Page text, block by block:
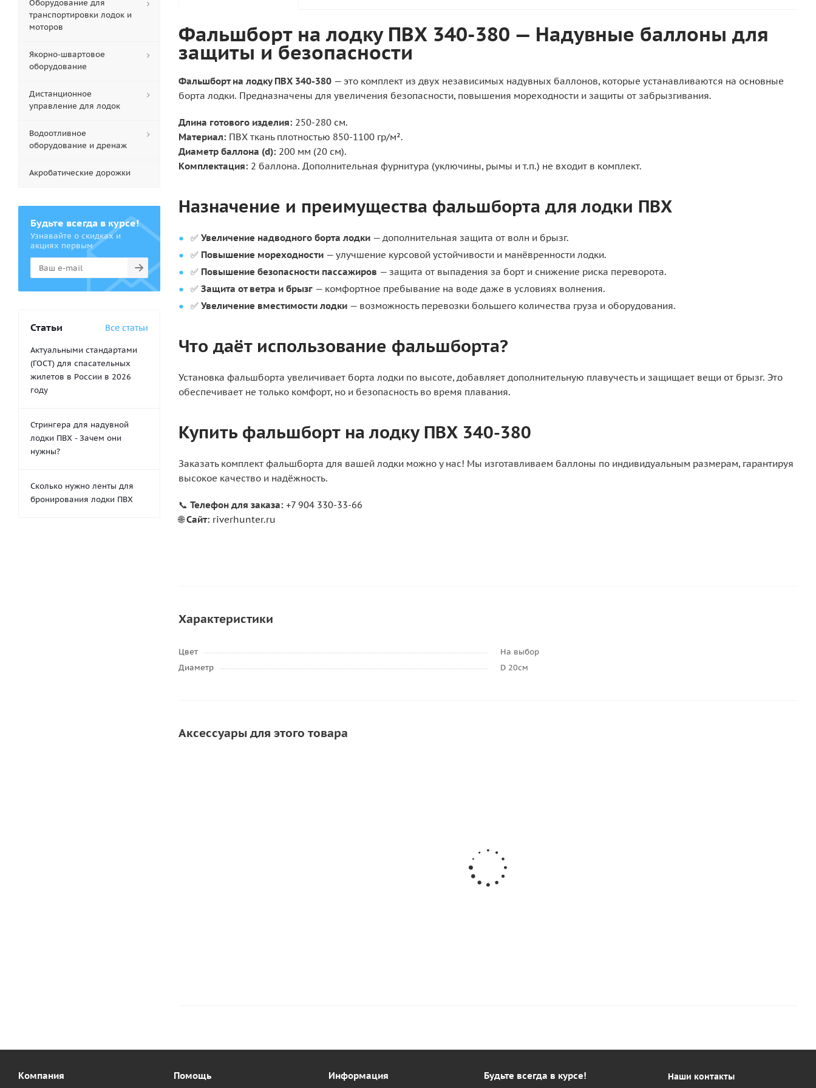
Фальшборт на лодку ПВХ 340-380 — Надувные баллоны для
защиты и безопасности
Фальшборт на лодку ПВХ 340-380 — это комплект из двух независимых надувных баллонов, которые устанавливаются на основные
борта лодки. Предназначены для увеличения безопасности, повышения мореходности и защиты от забрызгивания.
Длина готового изделия: 250-280 см.
Материал: ПВХ ткань плотностью 850-1100 гр/м².
Диаметр баллона (d): 200 мм (20 см).
Комплектация: 2 баллона. Дополнительная фурнитура (уключины, рымы и т.п.) не входит в комплект.
Назначение и преимущества фальшборта для лодки ПВХ
✅ Увеличение надводного борта лодки — дополнительная защита от волн и брызг.
✅ Повышение мореходности — улучшение курсовой устойчивости и манёвренности лодки.
✅ Повышение безопасности пассажиров — защита от выпадения за борт и снижение риска переворота.
✅ Защита от ветра и брызг — комфортное пребывание на воде даже в условиях волнения.
✅ Увеличение вместимости лодки — возможность перевозки большего количества груза и оборудования.
Что даёт использование фальшборта?
Установка фальшборта увеличивает борта лодки по высоте, добавляет дополнительную плавучесть и защищает вещи от брызг. Это
обеспечивает не только комфорт, но и безопасность во время плавания.
Купить фальшборт на лодку ПВХ 340-380
Заказать комплект фальшборта для вашей лодки можно у нас! Мы изготавливаем баллоны по индивидуальным размерам, гарантируя
высокое качество и надёжность.
📞 Телефон для заказа: +7 904 330-33-66
🌐Сайт: riverhunter.ru
Характеристики
Цвет
На выбор
Диаметр
D 20см
Аксессуары для этого товара
Оборудование для
транспортировки лодок и
моторов
Якорно-швартовое
оборудование
Дистанционное
управление для лодок
Водоотливное
оборудование и дренаж
Акробатические дорожки
Будьте всегда в курсе!
Узнавайте о скидках и
акциях первым
Статьи Все статьи
Актуальными стандартами
(ГОСТ) для спасательных
жилетов в России в 2026
году
Стрингера для надувной
лодки ПВХ - Зачем они
нужны?
Сколько нужно ленты для
бронирования лодки ПВХ
Компания Помощь Информация Будьте всегда в курсе! Наши контакты